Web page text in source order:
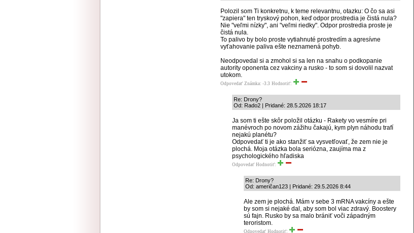
Polozil som Ti konkretnu, k teme relevantnu, otazku: O čo sa asi
"zapiera" ten tryskový pohon, keď odpor prostredia je čistá nula?
Nie "veľmi nízky", ani "veľmi riedky". Odpor prostredia proste je
čistá nula.
To palivo by bolo proste vytiahnuté prostredím a agresívne
vyťahovanie paliva ešte neznamená pohyb.
Neodpovedal si a zmohol si sa len na snahu o podkopanie
autority oponenta cez vakciny a rusko - to som si dovolil nazvat
utokom.
Odpovedať Známka: -3.3 Hodnotiť:
Re: Drony?
Od: Rado2 | Pridané: 28.5.2026 18:17
Ja som ti ešte skôr položil otázku - Rakety vo vesmíre pri
manévroch po novom zážihu čakajú, kym plyn náhodu trafí
nejakú planétu?
Odpovedať ti je ako stanžiť sa vysvetľovať, že zem nie je
plochá. Moja otázka bola seriózna, zaujíma ma z
psychologického hľadiska
Odpovedať Hodnotiť:
Re: Drony?
Od: američan123 | Pridané: 29.5.2026 8:44
Ale zem je plochá. Mám v sebe 3 mRNA vakcíny a ešte
by som si nejaké dal, aby som bol viac zdravý. Boostery
sú fajn. Rusko by sa malo brániť voči západným
teroristom.
Odpovedať Hodnotiť: